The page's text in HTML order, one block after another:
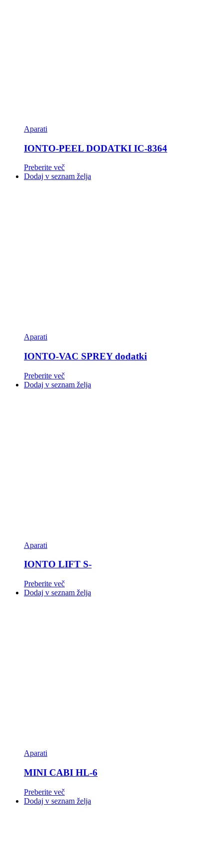
Aparati
IONTO-PEEL DODATKI IC-8364
Preberite več
Dodaj v seznam želja
Aparati
IONTO-VAC SPREY dodatki
Preberite več
Dodaj v seznam želja
Aparati
IONTO LIFT S-
Preberite več
Dodaj v seznam želja
Aparati
MINI CABI HL-6
Preberite več
Dodaj v seznam želja